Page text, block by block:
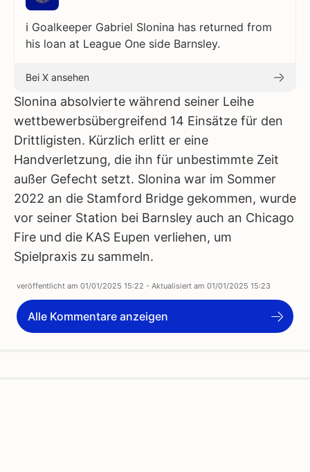
ℹ️ Goalkeeper Gabriel Slonina has returned from
his loan at League One side Barnsley.
Bei X ansehen
Slonina absolvierte während seiner Leihe
wettbewerbsübergreifend 14 Einsätze für den
Drittligisten. Kürzlich erlitt er eine
Handverletzung, die ihn für unbestimmte Zeit
außer Gefecht setzt. Slonina war im Sommer
2022 an die Stamford Bridge gekommen, wurde
vor seiner Station bei Barnsley auch an Chicago
Fire und die KAS Eupen verliehen, um
Spielpraxis zu sammeln.
veröffentlicht am 01/01/2025 15:22 - Aktualisiert am 01/01/2025 15:23
Alle Kommentare anzeigen